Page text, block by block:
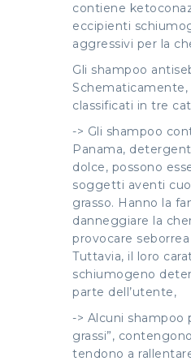
contiene
eccipienti
aggressivi per la
Gli shampoo
Schematicamente,
classificati in tre
-> Gli shampoo
Panama,
dolce, possono
soggetti aventi
grasso. Hanno la
danneggiare la
provocare
Tuttavia, il loro
schiumogeno
parte dell’utente,
-> Alcuni shampoo
grassi”,
tendono a